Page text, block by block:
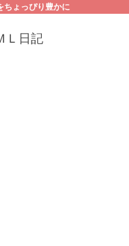
ょっぴり豊かに
Ｌ日記